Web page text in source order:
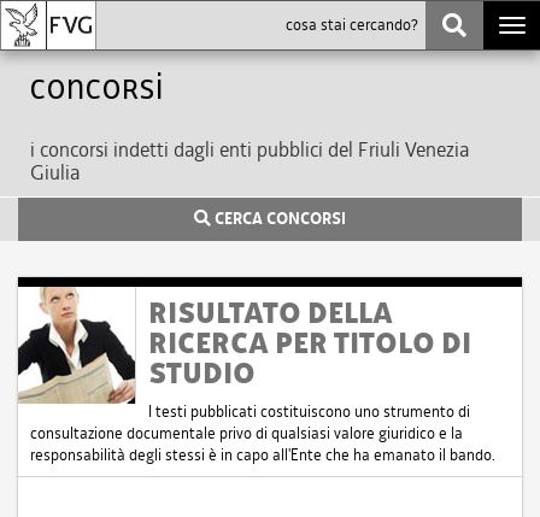
Concorsi
i concorsi indetti dagli enti pubblici del Friuli Venezia
Giulia
CERCA CONCORSI
RISULTATO DELLA
RICERCA PER TITOLO DI
STUDIO
I testi pubblicati costituiscono uno strumento di
consultazione documentale privo di qualsiasi valore giuridico e la
responsabilità degli stessi è in capo all'Ente che ha emanato il bando.